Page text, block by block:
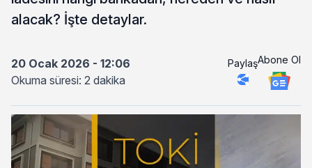
alacak? İşte detaylar.
20 Ocak 2026 - 12:06
Okuma süresi: 2 dakika
PaylaşAbone Ol